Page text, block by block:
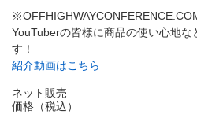
YouTuberの皆様に商品の使い心地な
す！
紹介動画はこちら
ネット販売
価格（税込）